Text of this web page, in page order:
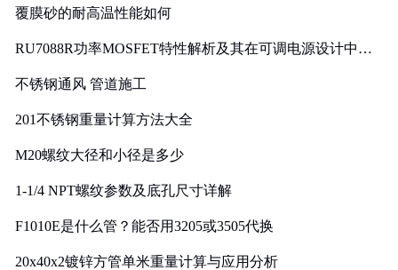
覆膜砂的耐高温性能如何
RU7088R功率MOSFET特性解析及其在可调电源设计中的
不锈钢通风 管道施工
201不锈钢重量计算方法大全
M20螺纹大径和小径是多少
1-1/4 NPT螺纹参数及底孔尺寸详解
F1010E是什么管？能否用3205或3505代换
20x40x2镀锌方管单米重量计算与应用分析